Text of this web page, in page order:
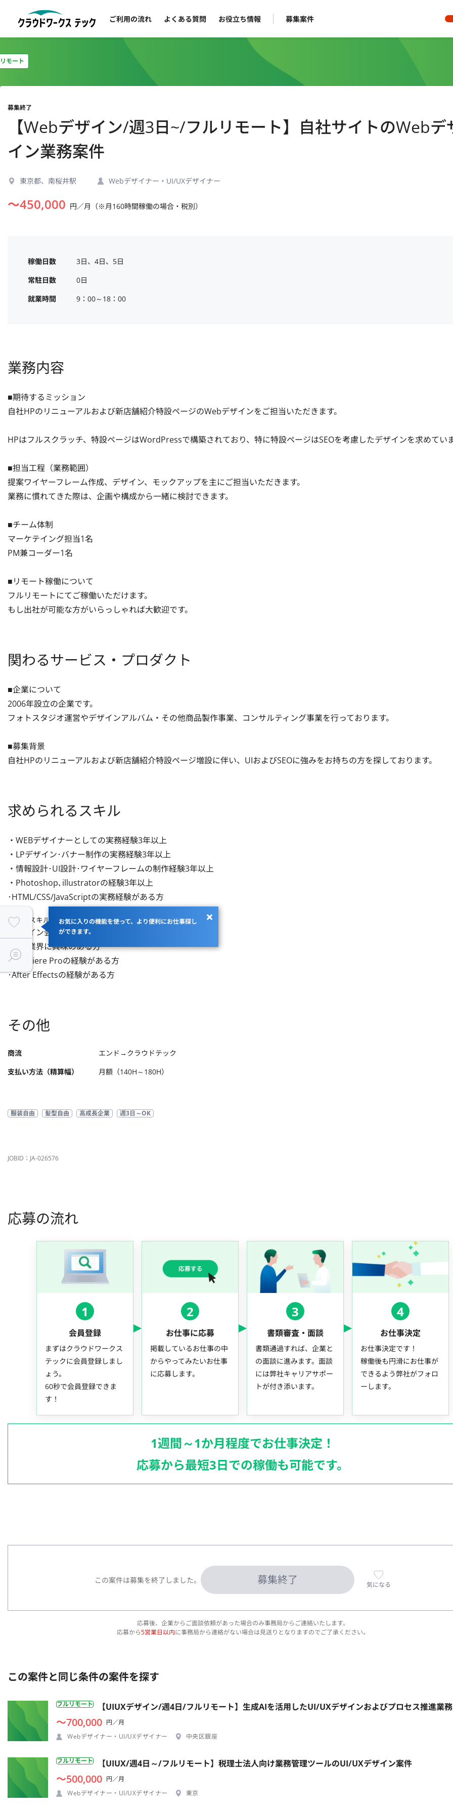
ご利用の流れ よくある質問 お役立ち情報 募集案件
お気に入りの機能を使って、より便利にお仕事探し
ができます。
モート
募集終了
【Webデザイン/週3日~/フルリモート】自社サイトのWebデ
イン業務案件
東京都、南桜井駅 Webデザイナー・UI/UXデザイナー
〜450,000 円／月（※月160時間稼働の場合・税別）
稼働日数
3日、4日、5日
常駐日数
0日
就業時間
9：00～18：00
業務内容
■期待するミッション
自社HPのリニューアルおよび新店舗紹介特設ページのWebデザインをご担当いただきます。
HPはフルスクラッチ、特設ページはWordPressで構築されており、特に特設ページはSEOを考慮したデザインを求めてい
■担当工程（業務範囲）
提案ワイヤーフレーム作成、デザイン、モックアップを主にご担当いただきます。
業務に慣れてきた際は、企画や構成から一緒に検討できます。
■チーム体制
マーケテイング担当1名
PM兼コーダー1名
■リモート稼働について
フルリモートにてご稼働いただけます。
もし出社が可能な方がいらっしゃれば大歓迎です。
関わるサービス・プロダクト
■企業について
2006年設立の企業です。
フォトスタジオ運営やデザインアルバム・その他商品製作事業、コンサルティング事業を行っております。
■募集背景
自社HPのリニューアルおよび新店舗紹介特設ページ増設に伴い、UIおよびSEOに強みをお持ちの方を探しております。
求められるスキル
・WEBデザイナーとしての実務経験3年以上
・LPデザイン･バナー制作の実務経験3年以上
・情報設計･UI設計･ワイヤーフレームの制作経験3年以上
・Photoshop､illustratorの経験3年以上
･HTML/CSS/JavaScriptの実務経験がある方
【歓迎スキル】
･デザイン会社での実績のある方
･写真業界に興味のある方
･Premiere Proの経験がある方
･After Effectsの経験がある方
その他
商流
エンド→クラウドテック
支払い方法（精算幅）
月額（140H～180H）
服装自由 髪型自由 高成長企業 週3日～OK
JOBID：JA-026576
応募の流れ
1
会員登録
まずはクラウドワークス
テックに会員登録しまし
ょう。
60秒で会員登録できま
す！
2
お仕事に応募
掲載しているお仕事の中
からやってみたいお仕事
に応募します。
3
書類審査・面談
書類通過すれば、企業と
の面談に進みます。面談
には弊社キャリアサポー
トが付き添います。
4
お仕事決定
お仕事決定です！
稼働後も円滑にお仕事が
できるよう弊社がフォロ
ーします。
1週間～1か月程度でお仕事決定！
応募から最短3日での稼働も可能です。
この案件は募集を終了しました。 募集終了 気になる
応募後、企業からご面談依頼があった場合のみ事務局からご連絡いたします。
応募から5営業日以内に事務局から連絡がない場合は見送りとなりますのでご了承ください。
この案件と同じ条件の案件を探す
フルリモート 【UIUXデザイン/週4日/フルリモート】生成AIを活用したUI/UXデザインおよびプロセス推進業
〜700,000 円／月
Webデザイナー・UI/UXデザイナー
中央区銀座
フルリモート 【UIUX/週4日～/フルリモート】税理士法人向け業務管理ツールのUI/UXデザイン案件
〜500,000 円／月
Webデザイナー・UI/UXデザイナー
東京